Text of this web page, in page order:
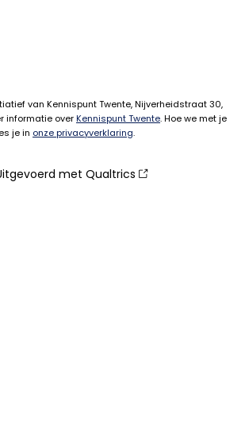
van Kennispunt Twente, Nijverheidstraat 30,
informatie overKennispunt Twente. Hoe we met je
je in onze privacyverklaring.
met Qualtrics